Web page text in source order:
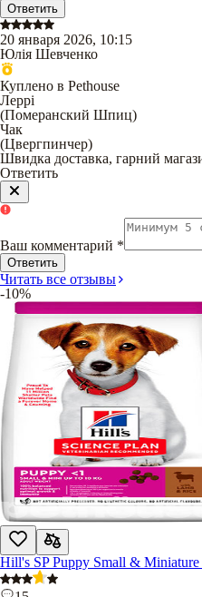
Ответить
20 января 2026, 10:15
Юлія Шевченко
Куплено в Pethouse
Леррі
(Померанский Шпиц)
Чак
(Цвергпинчер)
Швидка доставка, гарний
Ответить
Ваш комментарий *
Ответить
Читать все отзывы
-10%
Hill's SP Puppy Small &